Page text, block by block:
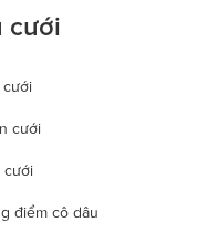
cưới
cưới
cưới
cưới
điểm cô dâu